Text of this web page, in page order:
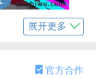
手感，给你不
展开更多
官方合作